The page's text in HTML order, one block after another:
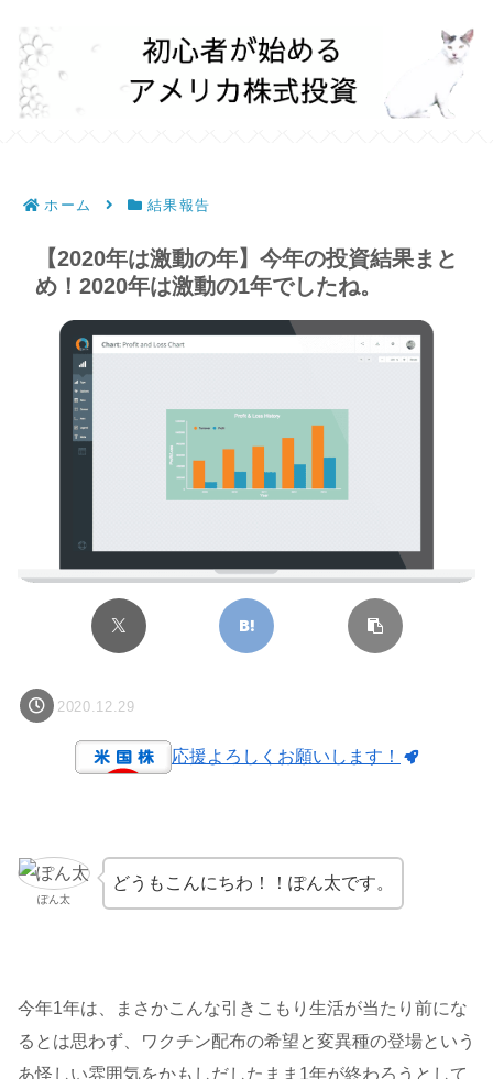
ホーム 結果報告
【2020年は激動の年】今年の投資結果まと
め！2020年は激動の1年でしたね。
2020.12.29
応援よろしくお願いします！
ぽん太
どうもこんにちわ！！ぽん太です。
今年1年は、まさかこんな引きこもり生活が当たり前にな
るとは思わず、ワクチン配布の希望と変異種の登場という
あ怪しい雰囲気をかもしだしたまま1年が終わろうとして